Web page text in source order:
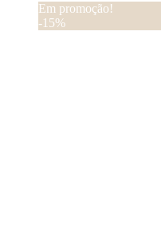
Em promoção!
-15%